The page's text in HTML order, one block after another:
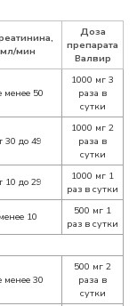
мл/мин
Доза
препарата
Валвир
менее 50
1000 мг 3
раза в
сутки
30 до 49
1000 мг 2
раза в
сутки
10 до 29
1000 мг 1
раз в сутки
менее 10
500 мг 1
раз в сутки
менее 30
500 мг 2
раза в
сутки